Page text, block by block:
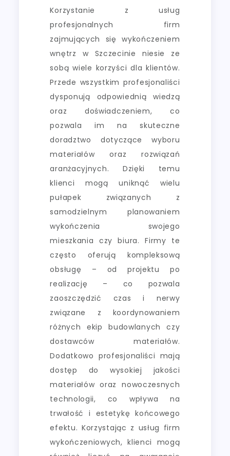
Korzystanie z usług
profesjonalnych firm
zajmujących się wykończeniem
wnętrz w Szczecinie niesie ze
sobą wiele korzyści dla klientów.
Przede wszystkim profesjonaliści
dysponują odpowiednią wiedzą
oraz doświadczeniem, co
pozwala im na skuteczne
doradztwo dotyczące wyboru
materiałów oraz rozwiązań
aranżacyjnych. Dzięki temu
klienci mogą uniknąć wielu
pułapek związanych z
samodzielnym planowaniem
wykończenia swojego
mieszkania czy biura. Firmy te
często oferują kompleksową
obsługę – od projektu po
realizację – co pozwala
zaoszczędzić czas i nerwy
związane z koordynowaniem
różnych ekip budowlanych czy
dostawców materiałów.
Dodatkowo profesjonaliści mają
dostęp do wysokiej jakości
materiałów oraz nowoczesnych
technologii, co wpływa na
trwałość i estetykę końcowego
efektu. Korzystając z usług firm
wykończeniowych, klienci mogą